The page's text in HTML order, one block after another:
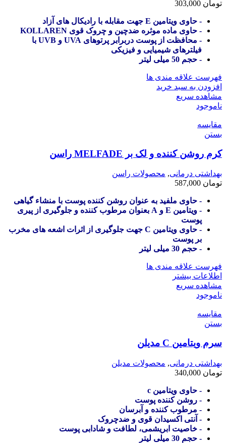
تومان
- حاوی ویتامین E جهت مقابله با رادیکال های آزاد
- حاوی ماده موثره ضدچین و چروک قوی KOLLAREN
- محافظت از پوست دربرابر پرتوهای UVA و UVB با
فیلترهای شیمیایی و فیزیکی
- حجم 50 میلی لیتر
فهرست علاقه مندی ها
افزودن به سبد خرید
مشاهده سریع
ناموجود
مقایسه
بستن
کرم روشن کننده و لک بر MELFADE راسن
بهداشتی درمانی, محصولات راسن
تومان
- حاوی ملفید به عنوان روشن کننده پوست با منشاء گیاهی
- ویتامین E و A بعنوان مرطوب کننده و جلوگیری از پیری
پوست
- حاوی ویتامین C جهت جلوگیری از اثرات اشعه های مخرب
بر پوست
- حجم 30 میلی لیتر
فهرست علاقه مندی ها
اطلاعات بیشتر
مشاهده سریع
ناموجود
مقایسه
بستن
سرم ویتامین C مدیلن
بهداشتی درمانی, محصولات مدیلن
تومان
- حاوی ویتامین c
- روشن کننده پوست
- مرطوب کننده و آبرسان
- آنتی اکسیدان قوی و ضدچروک
- خاصیت ابریشمی، لطافت و شادابی پوست
- حجم 30 میلی لیتر